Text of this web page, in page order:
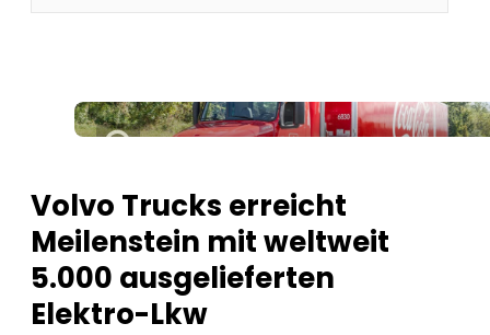
Volvo Trucks erreicht
Meilenstein mit weltweit
5.000 ausgelieferten
Elektro-Lkw